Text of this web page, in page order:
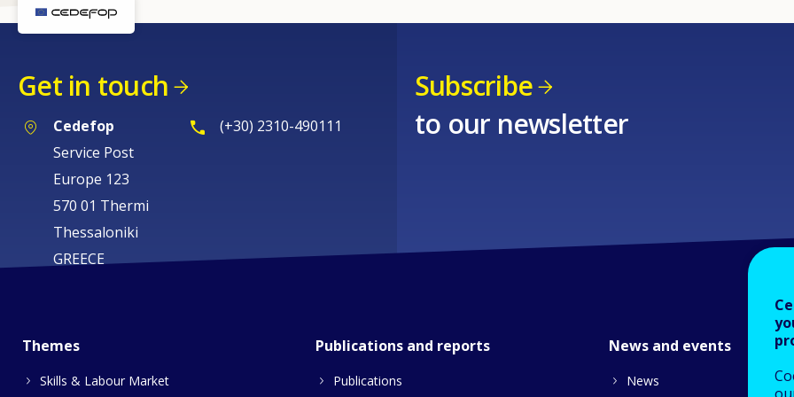
Get in touch
Cedefop
Service Post
Europe 123
570 01 Thermi
Thessaloniki
GREECE
(+30) 2310-490111
Subscribe
to our newsletter
Themes
Skills & Labour Market
Publications and reports
Publications
News and events
News